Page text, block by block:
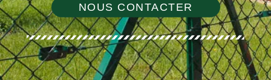
NOUS CONTACTER